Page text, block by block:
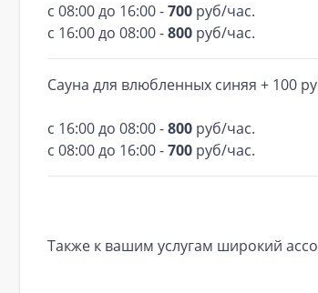
с 08:00 до 16:00 -700 руб/час.
с 16:00 до 08:00 -800 руб/час.
Сауна для влюбленных синяя + 100
с 16:00 до 08:00 -800 руб/час.
с 08:00 до 16:00 -700 руб/час.
Также к вашим услугам широкий